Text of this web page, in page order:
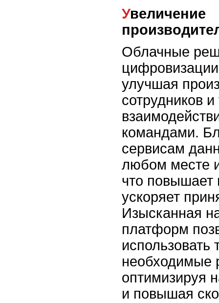
Увеличение
Облачные
улучшая
сотрудников
командами.
сервисам
любом месте
что повышает
ускоряет
Изысканная
платформ
использовать
необходимые
оптимизируя
и повышая